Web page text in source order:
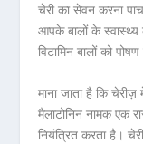
चेरी का सेवन करना
आपके बालों के स्वास्थ्य
विटामिन बालों को
माना जाता है कि
मैलाटोनिन नामक एक
नियंत्रित करता है।